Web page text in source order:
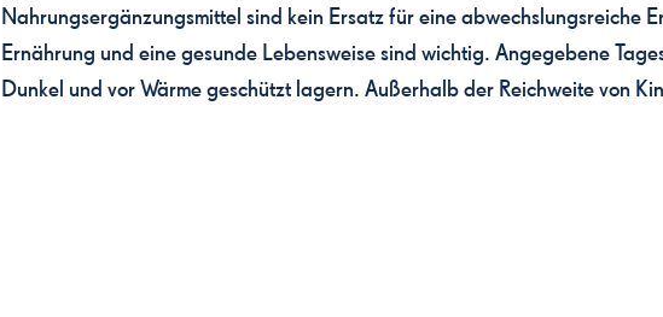
Nahrungsergänzungsmittel sind kein Ersatz für eine abwechslungsreiche
Ernährung und eine gesunde Lebensweise sind wichtig. Angegebene
Dunkel und vor Wärme geschützt lagern. Außerhalb der Reichweite von